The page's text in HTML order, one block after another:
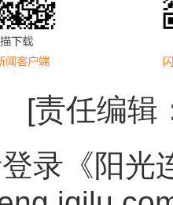
[责任编辑
录《阳光